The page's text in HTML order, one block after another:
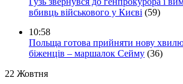
вбивць військового у Києві (59)
10:58
Польща готова прийняти нову
біженців – маршалок Сейму (36)
22 Жовтня